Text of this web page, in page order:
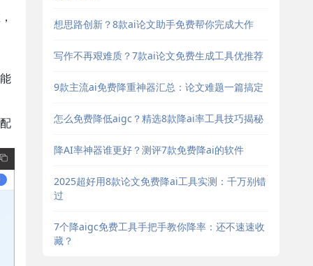
想思路创新？8款ai论文助手免费帮你完成大作
写作不再艰难质？7款ai论文免费生成工具优推荐
9款主流ai免费降重神器汇总：论文难题一篇搞定
怎么免费降低aigc？精选8款降ai率工具技巧揭秘
降AI率神器谁更好？测评7款免费降ai的软件
2025超好用8款论文免费降ai工具实测：千万别错
过
7个降aigc免费工具手把手教你降率：还不速速收
藏？